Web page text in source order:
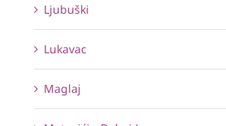
Ljubuški
Lukavac
Maglaj